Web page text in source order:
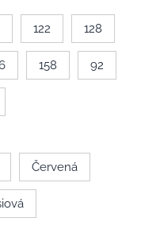
122 128
158 92
Červená